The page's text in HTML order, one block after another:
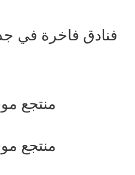
فنادق فاخرة في
منتجع
منتجع